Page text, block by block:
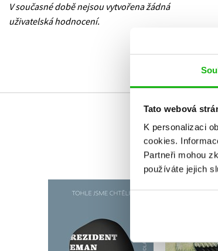
Tato webová
K personalizaci
cookies.
Partneři mohou
používáte jejich
V současné době nejsou vytvořena žádná
uživatelská hodnocení.
Jan Kudláček